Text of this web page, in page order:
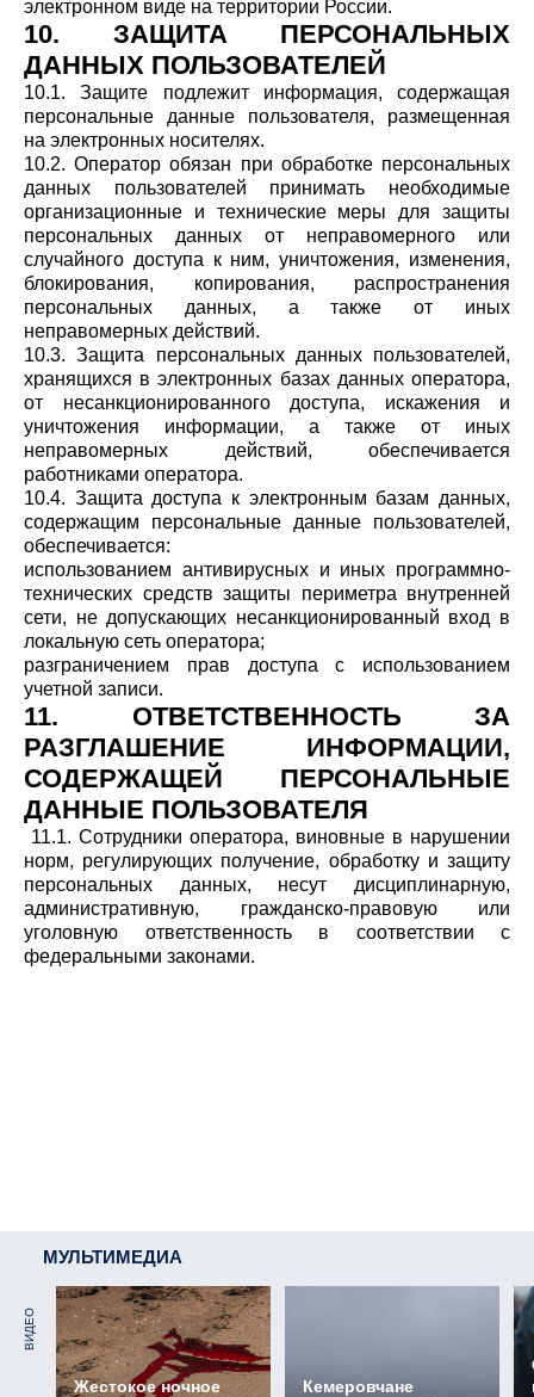
электронном виде на территории России.
10. ЗАЩИТА ПЕРСОНАЛЬНЫХ
ДАННЫХ ПОЛЬЗОВАТЕЛЕЙ
10.1. Защите подлежит информация, содержащая
персональные данные пользователя, размещенная
на электронных носителях.
10.2. Оператор обязан при обработке персональных
данных пользователей принимать необходимые
организационные и технические меры для защиты
персональных данных от неправомерного или
случайного доступа к ним, уничтожения, изменения,
блокирования, копирования, распространения
персональных данных, а также от иных
неправомерных действий.
10.3. Защита персональных данных пользователей,
хранящихся в электронных базах данных оператора,
от несанкционированного доступа, искажения и
уничтожения информации, а также от иных
неправомерных действий, обеспечивается
работниками оператора.
10.4. Защита доступа к электронным базам данных,
содержащим персональные данные пользователей,
обеспечивается:
использованием антивирусных и иных программно-
технических средств защиты периметра внутренней
сети, не допускающих несанкционированный вход в
локальную сеть оператора;
разграничением прав доступа с использованием
учетной записи.
11. ОТВЕТСТВЕННОСТЬ ЗА
РАЗГЛАШЕНИЕ ИНФОРМАЦИИ,
СОДЕРЖАЩЕЙ ПЕРСОНАЛЬНЫЕ
ДАННЫЕ ПОЛЬЗОВАТЕЛЯ
11.1. Сотрудники оператора, виновные в нарушении
норм, регулирующих получение, обработку и защиту
персональных данных, несут дисциплинарную,
административную, гражданско-правовую или
уголовную ответственность в соответствии с
федеральными законами.
МУЛЬТИМЕДИА
ВИДЕО
Жестокое ночное
Кемеровчане